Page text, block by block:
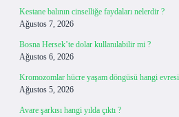
Kestane balının cinselliğe faydaları nelerdir ?
Ağustos 7, 2026
Bosna Hersek’te dolar kullanılabilir mi ?
Ağustos 6, 2026
Kromozomlar hücre yaşam döngüsü hangi
Ağustos 5, 2026
Avare şarkısı hangi yılda çıktı ?